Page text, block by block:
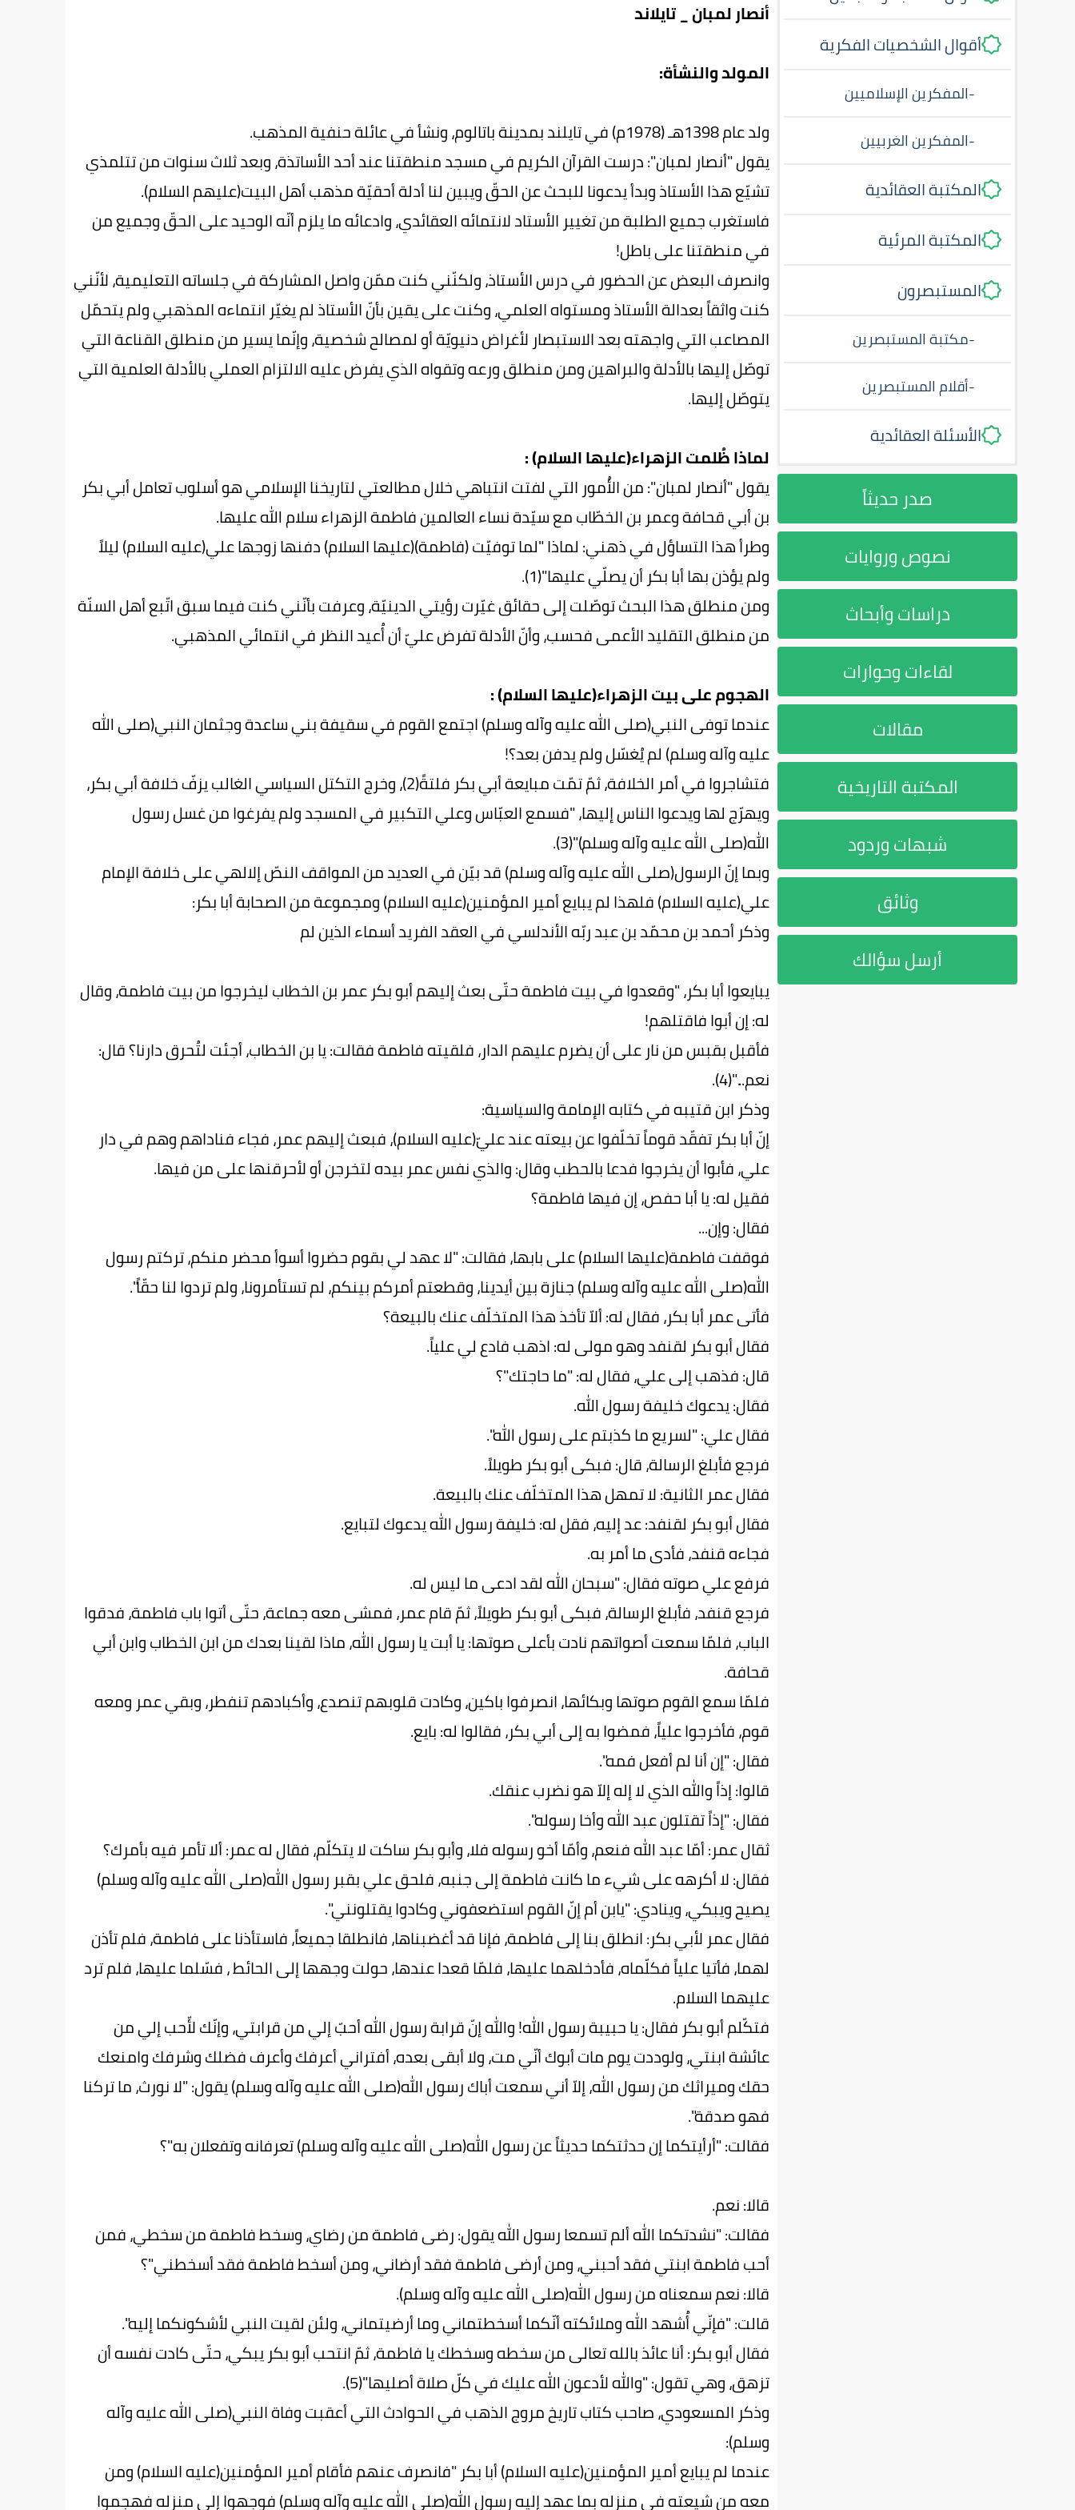
أقوال الشخصيات الفكرية
-المفكرين الإسلاميين
-المفكرين الغربيين
المكتبة العقائدية
المكتبة المرئية
المستبصرون
-مكتبة المستبصرين
-أقلام المستبصرين
الأسئلة العقائدية
صدر حديثاً
نصوص وروايات
دراسات وأبحاث
لقاءات وحوارات
مقالات
المكتبة التاريخية
شبهات وردود
وثائق
أرسل سؤالك
أنصار لمبان _ تايلاند
المولد والنشأة:
ولد عام 1398هـ (1978م) في تايلند بمدينة باتالوم، ونشأ في عائلة حنفية المذهب.
يقول "أنصار لمبان": درست القرآن الكريم في مسجد منطقتنا عند أحد الأساتذة، وبعد ثلاث سنوات من تتلمذي
تشيّع هذا الأستاذ وبدأ يدعونا للبحث عن الحقّ ويبين لنا أدلة أحقيّة مذهب أهل البيت(عليهم السلام).
فاستغرب جميع الطلبة من تغيير الأستاد لانتمائه العقائدي، وادعائه ما يلزم أنّه الوحيد على الحقّ وجميع من
في منطقتنا على باطل!
وانصرف البعض عن الحضور في درس الأستاذ، ولكنّني كنت ممّن واصل المشاركة في جلساته التعليمية، لأنّني
كنت واثقاً بعدالة الأستاذ ومستواه العلمي، وكنت على يقين بأنّ الأستاذ لم يغيّر انتماءه المذهبي ولم يتحمّل
المصاعب التي واجهته بعد الاستبصار لأغراض دنيويّة أو لمصالح شخصية، وإنّما يسير من منطلق القناعة التي
توصّل إليها بالأدلة والبراهين ومن منطلق ورعه وتقواه الذي يفرض عليه الالتزام العملي بالأدلة العلمية التي
يتوصّل إليها.
لماذا ظُلمت الزهراء(عليها السلام) :
يقول "أنصار لمبان": من الأُمور التي لفتت انتباهي خلال مطالعتي لتاريخنا الإسلامي هو أسلوب تعامل أبي بكر
بن أبي قحافة وعمر بن الخطّاب مع سيّدة نساء العالمين فاطمة الزهراء سلام الله عليها.
وطرأ هذا التساؤل في ذهني: لماذا "لما توفيّت (فاطمة)(عليها السلام) دفنها زوجها علي(عليه السلام) ليلاً
ولم يؤذن بها أبا بكر أن يصلّي عليها"(1).
ومن منطلق هذا البحث توصّلت إلى حقائق غيّرت رؤيتي الدينيّة، وعرفت بأنّني كنت فيما سبق اتّبع أهل السنّة
من منطلق التقليد الأعمى فحسب، وأنّ الأدلة تفرض عليّ أن أُعيد النظر في انتمائي المذهبي.
الهجوم على بيت الزهراء(عليها السلام) :
عندما توفى النبي(صلى الله عليه وآله وسلم) اجتمع القوم في سقيفة بني ساعدة وجثمان النبي(صلى الله
عليه وآله وسلم) لم يُغسّل ولم يدفن بعد؟!
فتشاجروا في أمر الخلافة، ثمّ تمّت مبايعة أبي بكر فلتةً(2)، وخرج التكتل السياسي الغالب يزفّ خلافة أبي بكر،
ويهرّج لها ويدعوا الناس إليها، "فسمع العبّاس وعلي التكبير في المسجد ولم يفرغوا من غسل رسول
الله(صلى الله عليه وآله وسلم)"(3).
وبما إنّ الرسول(صلى الله عليه وآله وسلم) قد بيّن في العديد من المواقف النصّ إلالهي على خلافة الإمام
علي(عليه السلام) فلهذا لم يبايع أمير المؤمنين(عليه السلام) ومجموعة من الصحابة أبا بكر:
وذكر أحمد بن محمّد بن عبد ربّه الأندلسي في العقد الفريد أسماء الذين لم
يبايعوا أبا بكر، "وقعدوا في بيت فاطمة حتّى بعث إليهم أبو بكر عمر بن الخطاب ليخرجوا من بيت فاطمة، وقال
له: إن أبوا فاقتلهم!
فأقبل بقبس من نار على أن يضرم عليهم الدار، فلقيته فاطمة فقالت: يا بن الخطاب، أجئت لتُحرق دارنا؟ قال:
نعم..."(4).
وذكر ابن قتيبه في كتابه الإمامة والسياسية:
إنّ أبا بكر تفقّد قوماً تخلّفوا عن بيعته عند عليّ(عليه السلام)، فبعث إليهم عمر، فجاء فناداهم وهم في دار
علي، فأبوا أن يخرجوا فدعا بالحطب وقال: والذي نفس عمر بيده لتخرجن أو لأحرقنها على من فيها.
فقيل له: يا أبا حفص، إن فيها فاطمة؟
فقال: وإن...
فوقفت فاطمة(عليها السلام) على بابها، فقالت: "لا عهد لي بقوم حضروا أسوأ محضر منكم، تركتم رسول
الله(صلى الله عليه وآله وسلم) جنازة بين أيدينا، وقطعتم أمركم بينكم، لم تستأمرونا، ولم تردوا لنا حقّاً".
فأتى عمر أبا بكر، فقال له: ألاّ تأخذ هذا المتخلّف عنك بالبيعة؟
فقال أبو بكر لقنفد وهو مولى له: اذهب فادع لي علياً.
قال: فذهب إلى علي، فقال له: "ما حاجتك"؟
فقال: يدعوك خليفة رسول الله.
فقال علي: "لسريع ما كذبتم على رسول الله".
فرجع فأبلغ الرسالة، قال: فبكى أبو بكر طويلاً.
فقال عمر الثانية: لا تمهل هذا المتخلّف عنك بالبيعة.
فقال أبو بكر لقنفد: عد إليه، فقل له: خليفة رسول الله يدعوك لتبايع.
فجاءه قنفد، فأدى ما أمر به.
فرفع علي صوته فقال: "سبحان الله لقد ادعى ما ليس له.
فرجع قنفد، فأبلغ الرسالة، فبكى أبو بكر طويلاً، ثمّ قام عمر، فمشى معه جماعة، حتّى أتوا باب فاطمة، فدقوا
الباب، فلمّا سمعت أصواتهم نادت بأعلى صوتها: يا أبت يا رسول الله، ماذا لقينا بعدك من ابن الخطاب وابن أبي
قحافة.
فلمّا سمع القوم صوتها وبكائها، انصرفوا باكين، وكادت قلوبهم تنصدع، وأكبادهم تنفطر، وبقي عمر ومعه
قوم، فأخرجوا علياً، فمضوا به إلى أبي بكر، فقالوا له: بايع.
فقال: "إن أنا لم أفعل فمه".
قالوا: إذاً والله الذي لا إله إلاّ هو نضرب عنقك.
فقال: "إذاً تقتلون عبد الله وأخا رسوله".
ثقال عمر: أمّا عبد الله فنعم، وأمّا أخو رسوله فلا، وأبو بكر ساكت لا يتكلّم، فقال له عمر: ألا تأمر فيه بأمرك؟
فقال: لا أكرهه على شيء ما كانت فاطمة إلى جنبه، فلحق علي بقبر رسول الله(صلى الله عليه وآله وسلم)
يصيح ويبكي، وينادي: "يابن أم إنّ القوم استضعفوني وكادوا يقتلونني".
فقال عمر لأبي بكر: انطلق بنا إلى فاطمة، فإنا قد أغضبناها، فانطلقا جميعاً، فاستأذنا على فاطمة، فلم تأذن
لهما، فأتيا علياً فكلّماه، فأدخلهما عليها، فلمّا قعدا عندها، حولت وجهها إلى الحائط ، فسّلما عليها، فلم ترد
عليهما السلام.
فتكّلم أبو بكر فقال: يا حبيبة رسول الله! والله إنّ قرابة رسول الله أحبّ إلي من قرابتي، وإنّك لأّحب إلي من
عائشة ابنتي، ولوددت يوم مات أبوك أنّي مت، ولا أبقى بعده، أفتراني أعرفك وأعرف فضلك وشرفك وامنعك
حقك وميراثك من رسول الله، إلاّ أني سمعت أباك رسول الله(صلى الله عليه وآله وسلم) يقول: "لا نورث، ما تركنا
فهو صدقة".
فقالت: "أرأيتكما إن حدثتكما حديثاً عن رسول الله(صلى الله عليه وآله وسلم) تعرفانه وتفعلان به"؟
قالا: نعم.
فقالت: "نشدتكما الله ألم تسمعا رسول الله يقول: رضى فاطمة من رضاي، وسخط فاطمة من سخطي، فمن
أحب فاطمة ابنتي فقد أحبني، ومن أرضى فاطمة فقد أرضاني، ومن أسخط فاطمة فقد أسخطني"؟
قالا: نعم سمعناه من رسول الله(صلى الله عليه وآله وسلم).
قالت: "فإنّي أُشهد الله وملائكته أنّكما أسخطتماني وما أرضيتماني، ولئن لقيت النبي لأشكونكما إليه".
فقال أبو بكر: أنا عائذ بالله تعالى من سخطه وسخطك يا فاطمة، ثمّ انتحب أبو بكر يبكي، حتّى كادت نفسه أن
تزهق، وهي تقول: "والله لأدعون الله عليك في كلّ صلاة أصليها"(5).
وذكر المسعودي، صاحب كتاب تاريخ مروج الذهب في الحوادث التي أعقبت وفاة النبي(صلى الله عليه وآله
وسلم):
عندما لم يبايع أمير المؤمنين(عليه السلام) أبا بكر "فانصرف عنهم فأقام أمير المؤمنين(عليه السلام) ومن
معه من شيعته في منزله بما عهد إليه رسول الله(صلى الله عليه وآله وسلم) فوجهوا إلى منزله فهجموا